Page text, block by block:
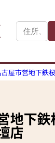
屋市営地下鉄
地下
店